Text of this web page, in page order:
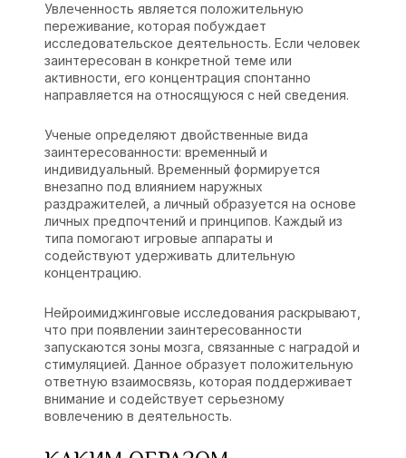
Увлеченность является положительную
переживание, которая побуждает
исследовательское деятельность. Если человек
заинтересован в конкретной теме или
активности, его концентрация спонтанно
направляется на относящуюся с ней сведения.
Ученые определяют двойственные вида
заинтересованности: временный и
индивидуальный. Временный формируется
внезапно под влиянием наружных
раздражителей, а личный образуется на основе
личных предпочтений и принципов. Каждый из
типа помогают игровые аппараты и
содействуют удерживать длительную
концентрацию.
Нейроимиджинговые исследования раскрывают,
что при появлении заинтересованности
запускаются зоны мозга, связанные с наградой и
стимуляцией. Данное образует положительную
ответную взаимосвязь, которая поддерживает
внимание и содействует серьезному
вовлечению в деятельность.